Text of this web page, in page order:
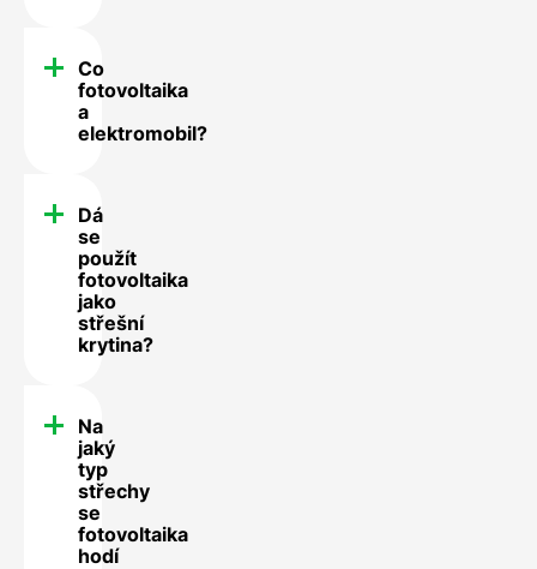
Co
fotovoltaika
a
elektromobil?
Dá
se
použít
fotovoltaika
jako
střešní
krytina?
Na
jaký
typ
střechy
se
fotovoltaika
hodí